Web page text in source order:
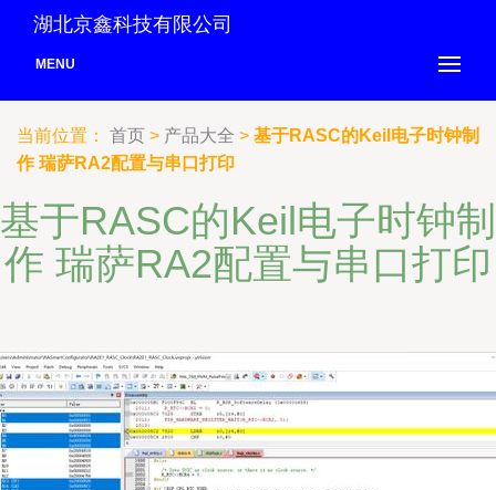
湖北京鑫科技有限公司
MENU
当前位置： 首页 > 产品大全 > 基于RASC的Keil电子时钟制
作 瑞萨RA2配置与串口打印
基于RASC的Keil电子时钟制
作 瑞萨RA2配置与串口打印